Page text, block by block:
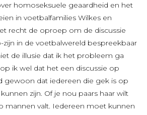
homoseksuele geaardheid en het
in voetbalfamilies Wilkes en
recht de oproep om de discussie
in de voetbalwereld bespreekbaar
de illusie dat ik het probleem ga
ik wel dat het een discussie op
gewoon dat iedereen die gek is op
zijn. Of je nou paars haar wilt
mannen valt. Iedereen moet kunnen